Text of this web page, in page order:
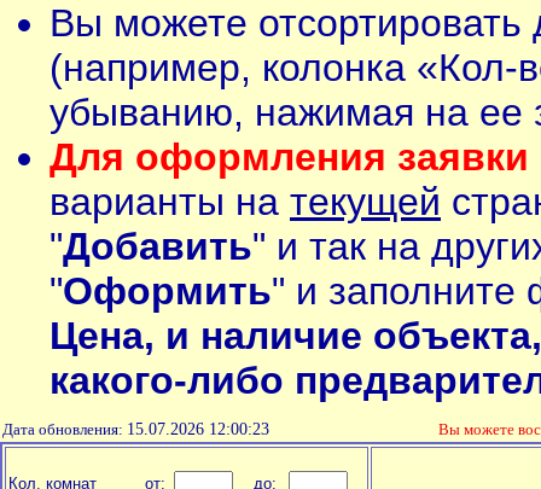
Вы можете
(например, колонка «Кол-
убыванию, нажимая на ее
Для оформления заявки
варианты на текущей
"Добавить" и так на
"Оформить" и заполните
Цена, и наличие
какого-либо
Дата обновления: 15.07.2026 12:00:23 Вы можете
Кол. комнат от:
до: